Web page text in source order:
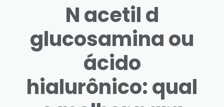
N acetil d
glucosamina ou
ácido
hialurônico: qual